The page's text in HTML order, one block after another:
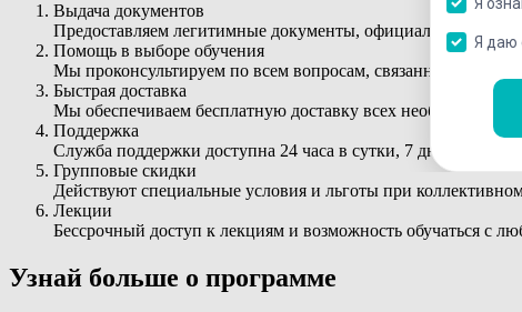
Выдача документов
Предоставляем легитимные документы, официально
Помощь в выборе обучения
Мы проконсультируем по всем вопросам, связанным с
Быстрая доставка
Мы обеспечиваем бесплатную доставку всех необходимых
Поддержка
Служба поддержки доступна 24 часа в сутки, 7 дней в
Групповые скидки
Действуют специальные условия и льготы при
Лекции
Бессрочный доступ к лекциям и возможность обучаться с
Узнай больше о программе